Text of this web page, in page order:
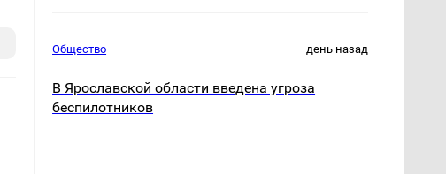
Общество день назад
В Ярославской области введена угроза
беспилотников